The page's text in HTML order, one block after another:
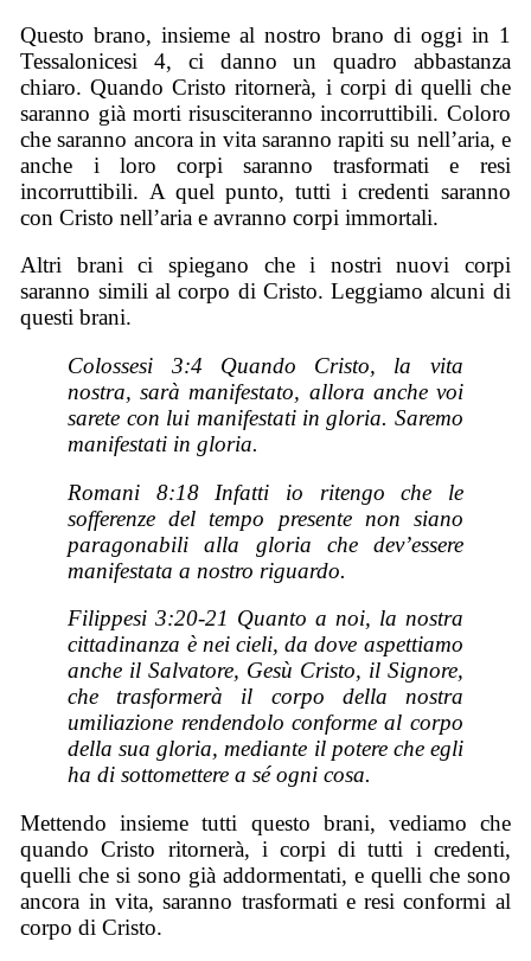
Questo brano, insieme al nostro brano di oggi in 1
Tessalonicesi 4, ci danno un quadro abbastanza
chiaro. Quando Cristo ritornerà, i corpi di quelli che
saranno già morti risusciteranno incorruttibili. Coloro
che saranno ancora in vita saranno rapiti su nell’aria, e
anche i loro corpi saranno trasformati e resi
incorruttibili. A quel punto, tutti i credenti saranno
con Cristo nell’aria e avranno corpi immortali.
Altri brani ci spiegano che i nostri nuovi corpi
saranno simili al corpo di Cristo. Leggiamo alcuni di
questi brani.
Colossesi 3:4 Quando Cristo, la vita
nostra, sarà manifestato, allora anche voi
sarete con lui manifestati in gloria. Saremo
manifestati in gloria.
Romani 8:18 Infatti io ritengo che le
sofferenze del tempo presente non siano
paragonabili alla gloria che dev’essere
manifestata a nostro riguardo.
Filippesi 3:20-21 Quanto a noi, la nostra
cittadinanza è nei cieli, da dove aspettiamo
anche il Salvatore, Gesù Cristo, il Signore,
che trasformerà il corpo della nostra
umiliazione rendendolo conforme al corpo
della sua gloria, mediante il potere che egli
ha di sottomettere a sé ogni cosa.
Mettendo insieme tutti questo brani, vediamo che
quando Cristo ritornerà, i corpi di tutti i credenti,
quelli che si sono già addormentati, e quelli che sono
ancora in vita, saranno trasformati e resi conformi al
corpo di Cristo.